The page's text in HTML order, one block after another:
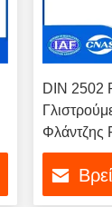
DIN 2502
Φλάντζης
εφαρμογή